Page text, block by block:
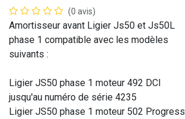
(0 avis)
Amortisseur avant Ligier Js50 et Js50L
phase 1 compatible avec les modèles
suivants :
Ligier JS50 phase 1 moteur 492 DCI
jusqu'au numéro de série 4235
Ligier JS50 phase 1 moteur 502 Progress